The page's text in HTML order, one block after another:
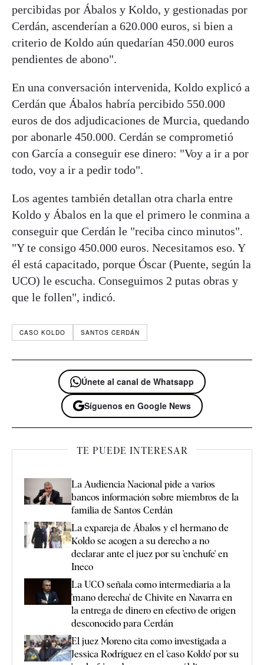
percibidas por Ábalos y Koldo, y gestionadas por
Cerdán, ascenderían a 620.000 euros, si bien a
criterio de Koldo aún quedarían 450.000 euros
pendientes de abono".
En una conversación intervenida, Koldo explicó a
Cerdán que Ábalos habría percibido 550.000
euros de dos adjudicaciones de Murcia, quedando
por abonarle 450.000. Cerdán se comprometió
con García a conseguir ese dinero: "Voy a ir a por
todo, voy a ir a pedir todo".
Los agentes también detallan otra charla entre
Koldo y Ábalos en la que el primero le conmina a
conseguir que Cerdán le "reciba cinco minutos".
"Y te consigo 450.000 euros. Necesitamos eso. Y
él está capacitado, porque Óscar (Puente, según la
UCO) le escucha. Conseguimos 2 putas obras y
que le follen", indicó.
CASO KOLDO SANTOS CERDÁN
Únete al canal de Whatsapp
Síguenos en Google News
TE PUEDE INTERESAR
La Audiencia Nacional pide a varios
bancos información sobre miembros de la
familia de Santos Cerdán
La expareja de Ábalos y el hermano de
Koldo se acogen a su derecho a no
declarar ante el juez por su 'enchufe' en
Ineco
La UCO señala como intermediaria a la
'mano derecha' de Chivite en Navarra en
la entrega de dinero en efectivo de origen
desconocido para Cerdán
El juez Moreno cita como investigada a
Jessica Rodríguez en el 'caso Koldo' por su